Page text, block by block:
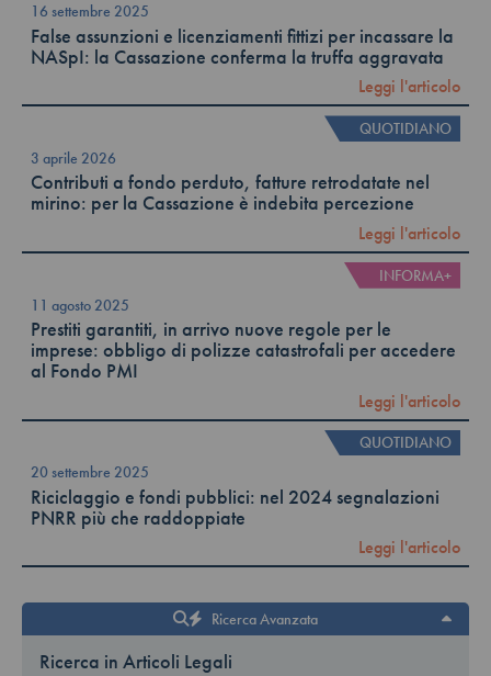
16 settembre 2025
False assunzioni e licenziamenti fittizi per incassare la
NASpI: la Cassazione conferma la truffa aggravata
Leggi l'articolo
QUOTIDIANO
3 aprile 2026
Contributi a fondo perduto, fatture retrodatate nel
mirino: per la Cassazione è indebita percezione
Leggi l'articolo
INFORMA+
11 agosto 2025
Prestiti garantiti, in arrivo nuove regole per le
imprese: obbligo di polizze catastrofali per accedere
al Fondo PMI
Leggi l'articolo
QUOTIDIANO
20 settembre 2025
Riciclaggio e fondi pubblici: nel 2024 segnalazioni
PNRR più che raddoppiate
Leggi l'articolo
Ricerca Avanzata
Ricerca in Articoli Legali